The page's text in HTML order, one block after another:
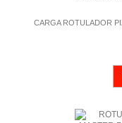
CARGA ROTULADOR